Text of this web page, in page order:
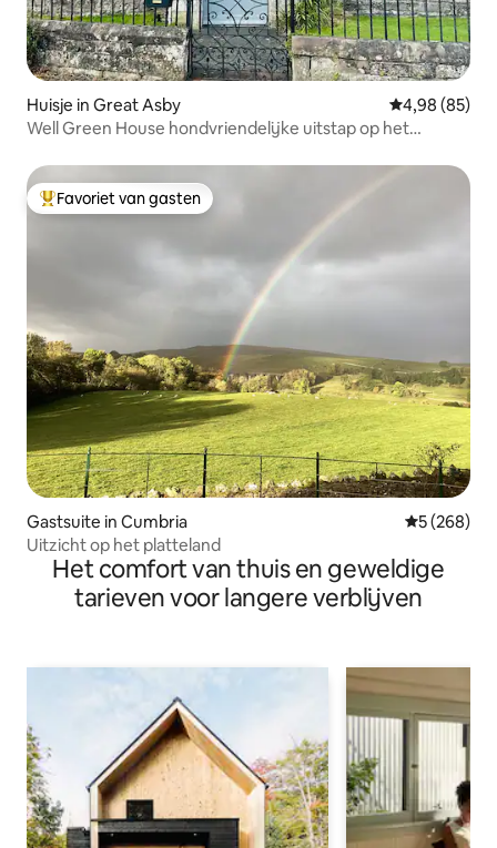
Huisje in Great Asby Gemiddelde
4,98 (85)
Well Green House hondvriendelijke uitstap op het
Topfavoriet van gasten
Favoriet van gasten
Gastsuite in Cumbria
5 (268)
Uitzicht op het platteland
Het comfort van thuis en geweldige
tarieven voor langere verblijven